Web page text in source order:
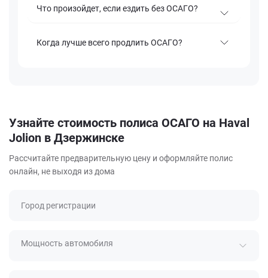
Что произойдет, если ездить без ОСАГО?
Когда лучше всего продлить ОСАГО?
Узнайте стоимость полиса ОСАГО на Haval
Jolion в Дзержинске
Рассчитайте предварительную цену и оформляйте полис
онлайн, не выходя из дома
Город регистрации
Мощность автомобиля